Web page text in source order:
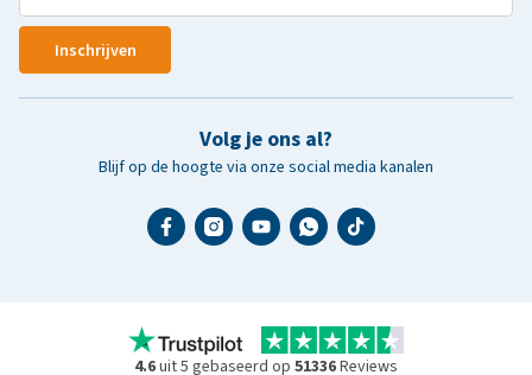
Inschrijven
Volg je ons al?
Blijf op de hoogte via onze social media kanalen
4.6uit 5 gebaseerd op 51336Reviews